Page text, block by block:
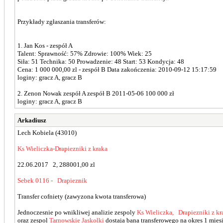
Przykłady zgłaszania transferów:
1. Jan Kos - zespół A
Talent: Sprawność: 57% Zdrowie: 100% Wiek: 25
Siła: 51 Technika: 50 Prowadzenie: 48 Start: 53 Kondycja: 48
Cena: 1 000 000,00 zl - zespół B Data zakończenia: 2010-09-12 15:17:59
loginy: gracz A, gracz B
2. Zenon Nowak zespół A zespół B 2011-05-06 100 000 zł
loginy: gracz A, gracz B
Arkadiusz
Lech Kobiela (43010)
Ks Wieliczka-Drapiezniki z kraka
22.06.2017 2, 288001,00 zl
Sebek 0116 - Drapieznik
Transfer cofniety (zawyzona kwota transferowa)
Jednoczesnie po wnikliwej analizie zespoly Ks Wieliczka, Drapiezniki z
oraz zespol Tarnowskie Jaskolki dostaja bana transferowego na okres 1